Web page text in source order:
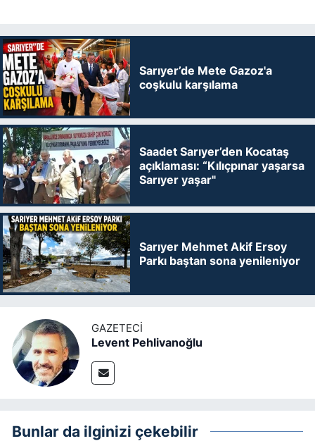
Sarıyer’de Mete Gazoz'a
coşkulu karşılama
Saadet Sarıyer’den Kocataş
açıklaması: “Kılıçpınar yaşarsa
Sarıyer yaşar"
Sarıyer Mehmet Akif Ersoy
Parkı baştan sona yenileniyor
GAZETECI
Levent Pehlivanoğlu
Bunlar da ilginizi çekebilir